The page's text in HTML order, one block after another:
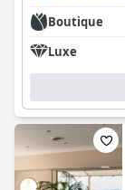
Boutique
Luxe